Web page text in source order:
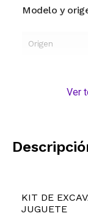
Modelo y
Origen
Ver
KIT DE
JUGUETE